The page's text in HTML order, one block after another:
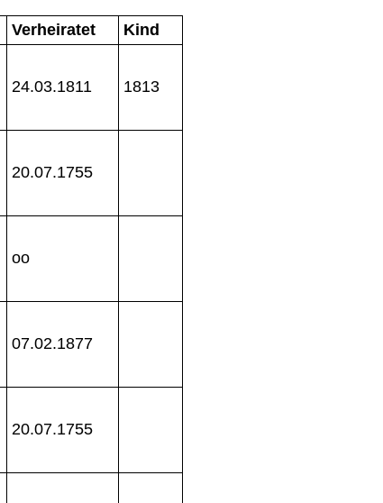
Verheiratet
Kind
24.03.1811 1813
20.07.1755
oo
07.02.1877
20.07.1755